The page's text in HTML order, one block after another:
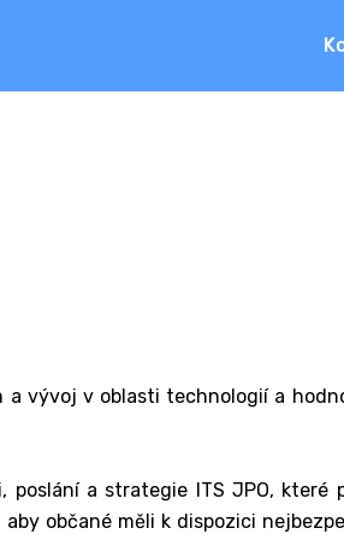
vývoj v oblasti technologií a
a strategie ITS JPO, které
občané měli k dispozici